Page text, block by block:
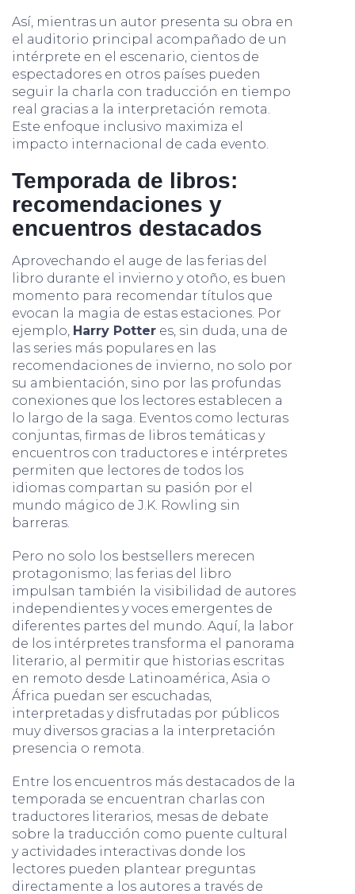
Así, mientras un autor presenta su obra en
el auditorio principal acompañado de un
intérprete en el escenario, cientos de
espectadores en otros países pueden
seguir la charla con traducción en tiempo
real gracias a la interpretación remota.
Este enfoque inclusivo maximiza el
impacto internacional de cada evento.
Temporada de libros:
recomendaciones y
encuentros destacados
Aprovechando el auge de las ferias del
libro durante el invierno y otoño, es buen
momento para recomendar títulos que
evocan la magia de estas estaciones. Por
ejemplo, Harry Potter es, sin duda, una de
las series más populares en las
recomendaciones de invierno, no solo por
su ambientación, sino por las profundas
conexiones que los lectores establecen a
lo largo de la saga. Eventos como lecturas
conjuntas, firmas de libros temáticas y
encuentros con traductores e intérpretes
permiten que lectores de todos los
idiomas compartan su pasión por el
mundo mágico de J.K. Rowling sin
barreras.
Pero no solo los bestsellers merecen
protagonismo; las ferias del libro
impulsan también la visibilidad de autores
independientes y voces emergentes de
diferentes partes del mundo. Aquí, la labor
de los intérpretes transforma el panorama
literario, al permitir que historias escritas
en remoto desde Latinoamérica, Asia o
África puedan ser escuchadas,
interpretadas y disfrutadas por públicos
muy diversos gracias a la interpretación
presencia o remota.
Entre los encuentros más destacados de la
temporada se encuentran charlas con
traductores literarios, mesas de debate
sobre la traducción como puente cultural
y actividades interactivas donde los
lectores pueden plantear preguntas
directamente a los autores a través de